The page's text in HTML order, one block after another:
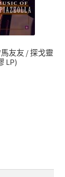
馬友友 / 探戈靈
LP)